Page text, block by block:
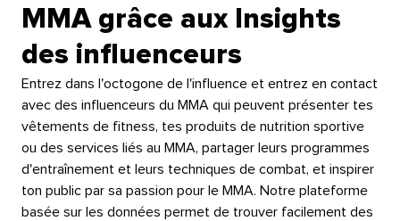
MMA grâce aux Insights
des influenceurs​​
Entrez dans l'octogone de l'influence et entrez en contact
avec des influenceurs du MMA qui peuvent présenter tes
vêtements de fitness, tes produits de nutrition sportive
ou des services liés au MMA, partager leurs programmes
d'entraînement et leurs techniques de combat, et inspirer
ton public par sa passion pour le MMA. Notre plateforme
basée sur les données permet de trouver facilement des